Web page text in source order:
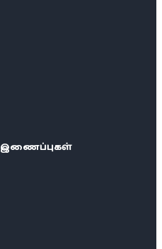
இணைப்புகள்